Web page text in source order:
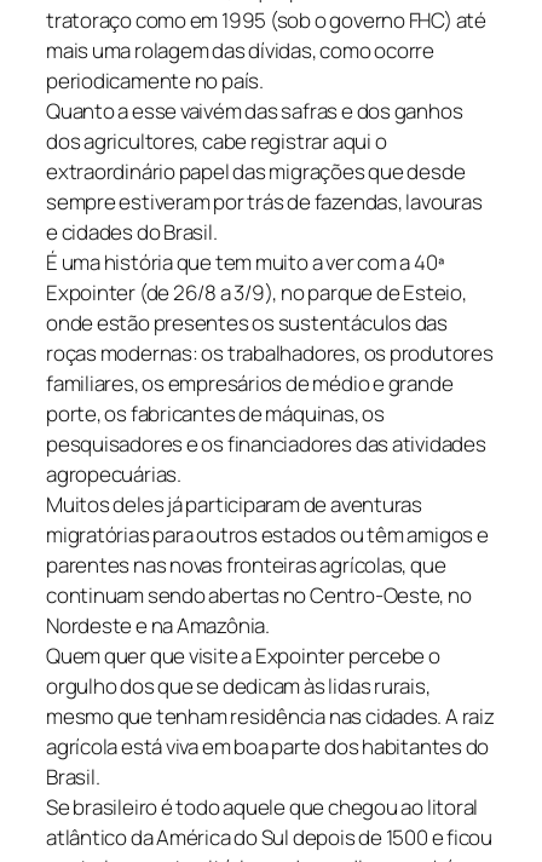
tratoraço como em 1995 (sob o governo FHC) até
mais uma rolagem das dívidas, como ocorre
periodicamente no país.
Quanto a esse vaivém das safras e dos ganhos
dos agricultores, cabe registrar aqui o
extraordinário papel das migrações que desde
sempre estiveram por trás de fazendas, lavouras
e cidades do Brasil.
É uma história que tem muito a ver com a 40ª
Expointer (de 26/8 a 3/9), no parque de Esteio,
onde estão presentes os sustentáculos das
roças modernas: os trabalhadores, os produtores
familiares, os empresários de médio e grande
porte, os fabricantes de máquinas, os
pesquisadores e os financiadores das atividades
agropecuárias.
Muitos deles já participaram de aventuras
migratórias para outros estados ou têm amigos e
parentes nas novas fronteiras agrícolas, que
continuam sendo abertas no Centro-Oeste, no
Nordeste e na Amazônia.
Quem quer que visite a Expointer percebe o
orgulho dos que se dedicam às lidas rurais,
mesmo que tenham residência nas cidades. A raiz
agrícola está viva em boa parte dos habitantes do
Brasil.
Se brasileiro é todo aquele que chegou ao litoral
atlântico da América do Sul depois de 1500 e ficou